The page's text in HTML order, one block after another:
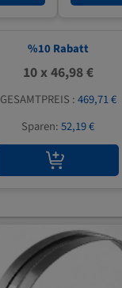
%10 Rabatt
10 x 46,98 €
GESAMTPREIS :469,71 €
Sparen:52,19 €